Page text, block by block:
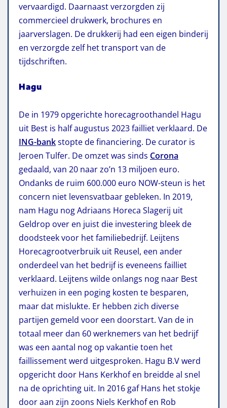
vervaardigd. Daarnaast verzorgden zij
commercieel drukwerk, brochures en
jaarverslagen. De drukkerij had een eigen binderij
en verzorgde zelf het transport van de
tijdschriften.
Hagu
De in 1979 opgerichte horecagroothandel Hagu
uit Best is half augustus 2023 failliet verklaard. De
ING-bankstopte de financiering. De curator is
Jeroen Tulfer. De omzet was sinds Corona
gedaald, van 20 naar zo’n 13 miljoen euro.
Ondanks de ruim 600.000 euro NOW-steun is het
concern niet levensvatbaar gebleken. In 2019,
nam Hagu nog Adriaans Horeca Slagerij uit
Geldrop over en juist die investering bleek de
doodsteek voor het familiebedrijf. Leijtens
Horecagrootverbruik uit Reusel, een ander
onderdeel van het bedrijf is eveneens failliet
verklaard. Leijtens wilde onlangs nog naar Best
verhuizen in een poging kosten te besparen,
maar dat mislukte. Er hebben zich diverse
partijen gemeld voor een doorstart. Van de in
totaal meer dan 60 werknemers van het bedrijf
was een aantal nog op vakantie toen het
faillissement werd uitgesproken. Hagu B.V werd
opgericht door Hans Kerkhof en breidde al snel
na de oprichting uit. In 2016 gaf Hans het stokje
door aan zijn zoons Niels Kerkhof en Rob